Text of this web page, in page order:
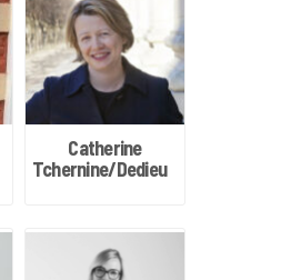
Catherine
Tchernine/Dedieu